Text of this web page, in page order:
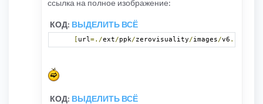
ссылка на полное изображение:
КОД: ВЫДЕЛИТЬ ВСЁ
[ url=./ext/ppk/zerovisuality/images/v6 .
КОД: ВЫДЕЛИТЬ ВСЁ